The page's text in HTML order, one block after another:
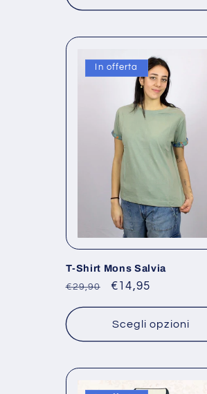
:
In offerta
T-Shirt Mons Salvia
Prezzo
listino
€29,90
Prezzo
€14,95
Scegli opzioni